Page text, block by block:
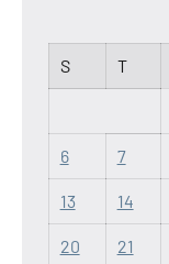
S
T
6 7
13 14
20 21